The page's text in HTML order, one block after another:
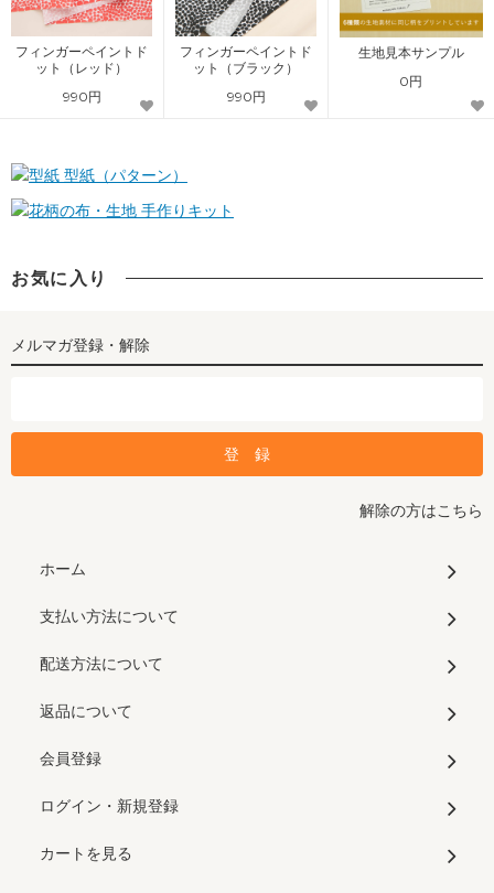
フィンガーペイントド
ット（レッド）
990円
フィンガーペイントド
ット（ブラック）
990円
生地見本サンプル
0円
型紙（パターン）
手作りキット
お気に入り
メルマガ登録・解除
解除の方はこちら
ホーム
支払い方法について
配送方法について
返品について
会員登録
ログイン・新規登録
カートを見る